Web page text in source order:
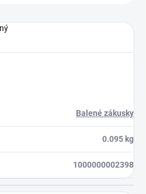
Balené zákusky
0.095 kg
1000000002398